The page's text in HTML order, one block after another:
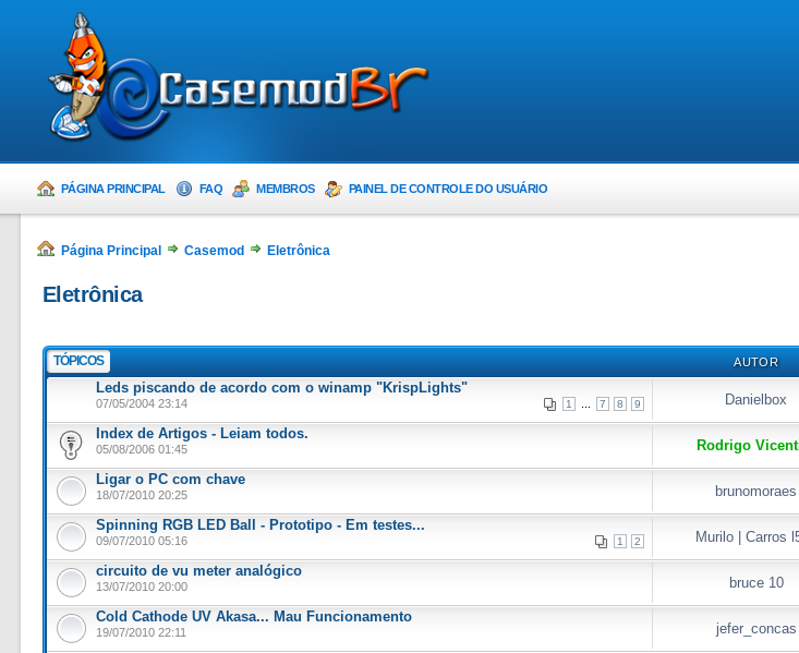
PÁGINA PRINCIPAL FAQ MEMBROS PAINEL DE CONTROLE DO USUÁRIO
Página Principal Casemod Eletrônica
Eletrônica
TÓPICOS AUTOR
Leds piscando de acordo com o winamp "KrispLights"
1 7 8 9
07/05/2004 23:14 Danielbox
Index de Artigos - Leiam todos.
05/08/2006 01:45 Rodrigo
Ligar o PC com chave
18/07/2010 20:25 brunomoraes
Spinning RGB LED Ball - Prototipo - Em testes...
1 2
09/07/2010 05:16 Murilo | Carros
circuito de vu meter analógico
13/07/2010 20:00 bruce 10
Cold Cathode UV Akasa... Mau Funcionamento
19/07/2010 22:11 jefer_concas